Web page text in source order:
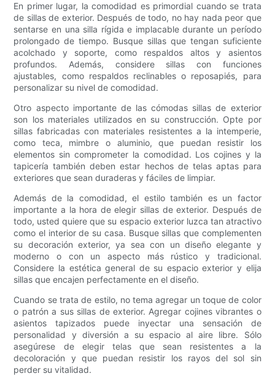
En primer lugar, la comodidad es primordial cuando se trata
de sillas de exterior. Después de todo, no hay nada peor que
sentarse en una silla rígida e implacable durante un período
prolongado de tiempo. Busque sillas que tengan suficiente
acolchado y soporte, como respaldos altos y asientos
profundos. Además, considere sillas con funciones
ajustables, como respaldos reclinables o reposapiés, para
personalizar su nivel de comodidad.
Otro aspecto importante de las cómodas sillas de exterior
son los materiales utilizados en su construcción. Opte por
sillas fabricadas con materiales resistentes a la intemperie,
como teca, mimbre o aluminio, que puedan resistir los
elementos sin comprometer la comodidad. Los cojines y la
tapicería también deben estar hechos de telas aptas para
exteriores que sean duraderas y fáciles de limpiar.
Además de la comodidad, el estilo también es un factor
importante a la hora de elegir sillas de exterior. Después de
todo, usted quiere que su espacio exterior luzca tan atractivo
como el interior de su casa. Busque sillas que complementen
su decoración exterior, ya sea con un diseño elegante y
moderno o con un aspecto más rústico y tradicional.
Considere la estética general de su espacio exterior y elija
sillas que encajen perfectamente en el diseño.
Cuando se trata de estilo, no tema agregar un toque de color
o patrón a sus sillas de exterior. Agregar cojines vibrantes o
asientos tapizados puede inyectar una sensación de
personalidad y diversión a su espacio al aire libre. Sólo
asegúrese de elegir telas que sean resistentes a la
decoloración y que puedan resistir los rayos del sol sin
perder su vitalidad.